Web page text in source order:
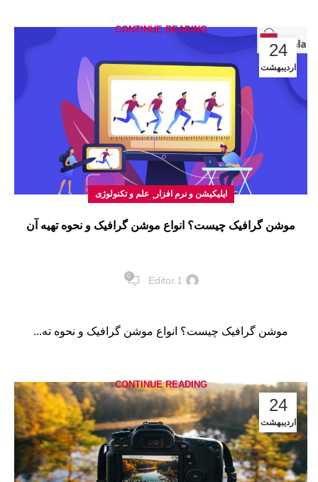
CONTINUE READING
24
اردیبهشت
اپلیکیشن و نرم افزار ,علم و تکنولوژی
موشن گرافیک چیست؟ انواع موشن گرافیک و نحوه تهیه آن
Editor.1
0
موشن گرافیک چیست؟ انواع موشن گرافیک و نحوه ته...
CONTINUE READING
24
اردیبهشت